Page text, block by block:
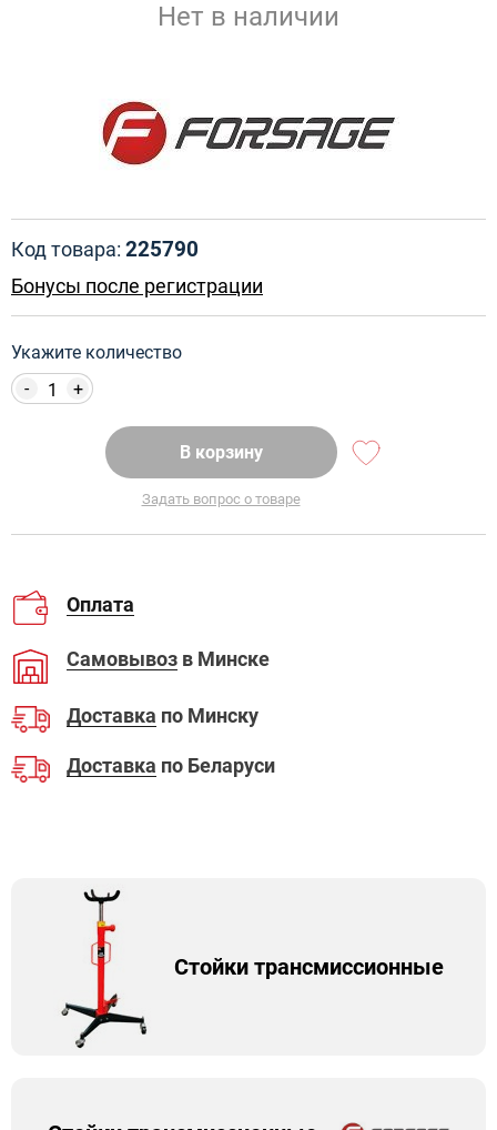
Нет в наличии
Код товара: 225790
Бонусы после регистрации
Укажите количество
+
-
В корзину
Задать вопрос о товаре
Оплата
Самовывоз в Минске
Доставка по Минску
Доставка по Беларуси
Стойки трансмиссионные